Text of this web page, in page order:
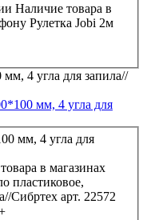
Наличие товара в
Рулетка Jobi 2м
мм, 4 угла для
в магазинах
пластиковое,
Сибртех арт. 22572